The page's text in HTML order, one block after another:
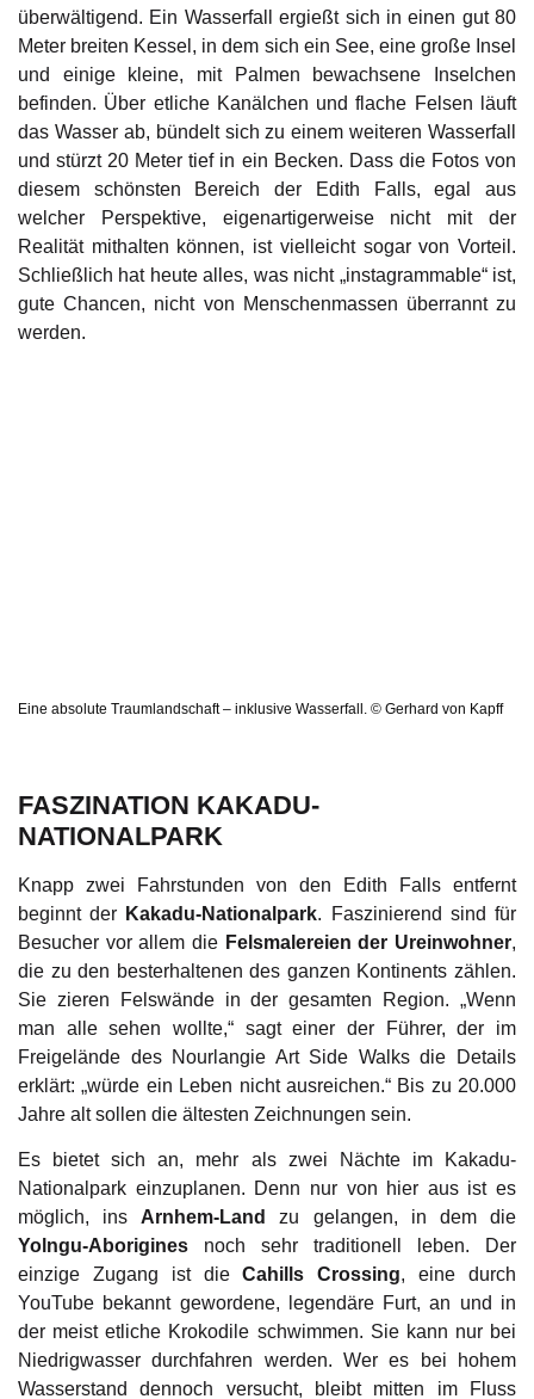
überwältigend. Ein Wasserfall ergießt sich in einen gut 80
Meter breiten Kessel, in dem sich ein See, eine große Insel
und einige kleine, mit Palmen bewachsene Inselchen
befinden. Über etliche Kanälchen und flache Felsen läuft
das Wasser ab, bündelt sich zu einem weiteren Wasserfall
und stürzt 20 Meter tief in ein Becken. Dass die Fotos von
diesem schönsten Bereich der Edith Falls, egal aus
welcher Perspektive, eigenartigerweise nicht mit der
Realität mithalten können, ist vielleicht sogar von Vorteil.
Schließlich hat heute alles, was nicht „instagrammable“ ist,
gute Chancen, nicht von Menschenmassen überrannt zu
werden.
Eine absolute Traumlandschaft – inklusive Wasserfall. © Gerhard von Kapff
FASZINATION KAKADU-
NATIONALPARK
Knapp zwei Fahrstunden von den Edith Falls entfernt
beginnt der Kakadu-Nationalpark. Faszinierend sind für
Besucher vor allem die Felsmalereien der Ureinwohner,
die zu den besterhaltenen des ganzen Kontinents zählen.
Sie zieren Felswände in der gesamten Region. „Wenn
man alle sehen wollte,“ sagt einer der Führer, der im
Freigelände des Nourlangie Art Side Walks die Details
erklärt: „würde ein Leben nicht ausreichen.“ Bis zu 20.000
Jahre alt sollen die ältesten Zeichnungen sein.
Es bietet sich an, mehr als zwei Nächte im Kakadu-
Nationalpark einzuplanen. Denn nur von hier aus ist es
möglich, ins Arnhem-Land
zu gelangen, in dem die
Yolngu-Aborigines noch sehr traditionell leben. Der
einzige Zugang ist dieCahills Crossing, eine durch
YouTube bekannt gewordene, legendäre Furt, an und in
der meist etliche Krokodile schwimmen. Sie kann nur bei
Niedrigwasser durchfahren werden. Wer es bei hohem
Wasserstand dennoch versucht, bleibt mitten im Fluss